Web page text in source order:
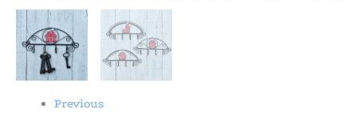
Previous